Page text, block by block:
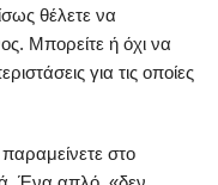
θέλετε να
Μπορείτε ή όχι να
για τις οποίες
στο